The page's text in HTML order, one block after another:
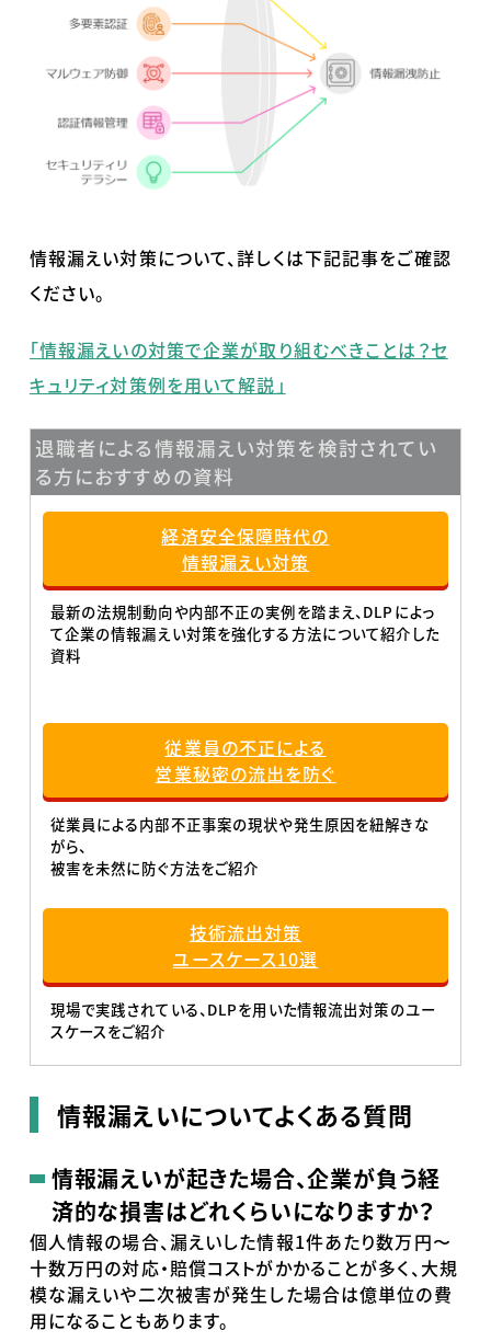
情報漏えい対策について、詳しくは下記記事をご確認
ください。
「情報漏えいの対策で企業が取り組むべきことは？セ
キュリティ対策例を用いて解説」
退職者による情報漏えい対策を検討されてい
る方におすすめの資料
経済安全保障時代の
情報漏えい対策
最新の法規制動向や内部不正の実例を踏まえ、DLPによっ
て企業の情報漏えい対策を強化する方法について紹介した
資料
従業員の不正による
営業秘密の流出を防ぐ
従業員による内部不正事案の現状や発生原因を紐解きな
がら、
被害を未然に防ぐ方法をご紹介
技術流出対策
ユースケース10選
現場で実践されている、DLPを用いた情報流出対策のユー
スケースをご紹介
情報漏えいについてよくある質問
情報漏えいが起きた場合、企業が負う経
済的な損害はどれくらいになりますか？
個人情報の場合、漏えいした情報1件あたり数万円〜
十数万円の対応・賠償コストがかかることが多く、大規
模な漏えいや二次被害が発生した場合は億単位の費
用になることもあります。